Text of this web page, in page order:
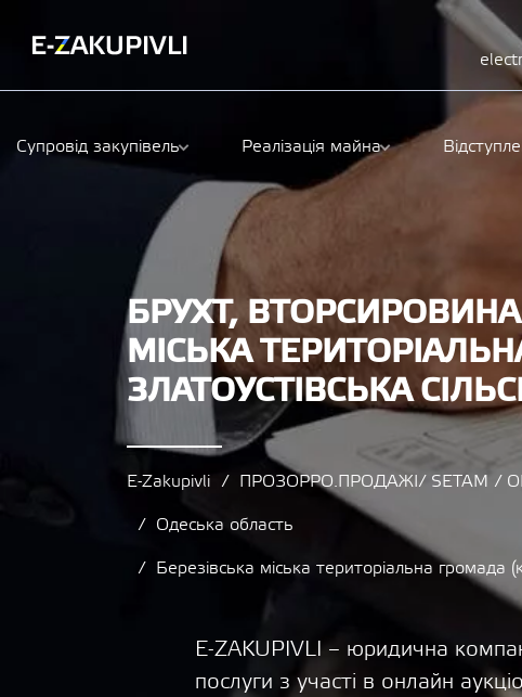
Супровід закупівель Реалізація майна
БРУХТ,
МІСЬКА
ЗЛАТОУСТІВСЬКА
E-Zakupivli ПРОЗОРРО.ПРОДАЖІ/ SETAM /
Одеська область
Березівська міська територіальна громада
E-ZAKUPIVLI – юридична
послуги з участі в онлайн